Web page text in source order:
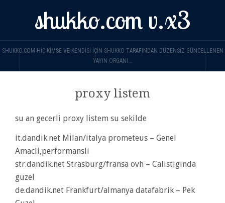
shukko.com v.x3
SHUKKO.COM HIÇ KIMSE VE KENDISI IÇIN SHUKKO TARAFINDAN DÜZENSIZ GÜNCELLENEN
YAYIN ORGANI...
proxy listem
su an gecerli proxy listem su sekilde
it.dandik.net Milan/italya prometeus – Genel
Amacli,performansli
str.dandik.net Strasburg/fransa ovh – Calistiginda
guzel
de.dandik.net Frankfurt/almanya datafabrik – Pek